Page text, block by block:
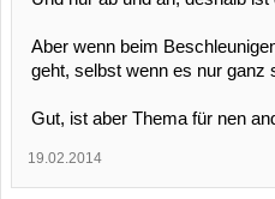
Aber wenn beim
geht, selbst wenn es nur ganz
Gut, ist aber Thema für nen
19.02.2014